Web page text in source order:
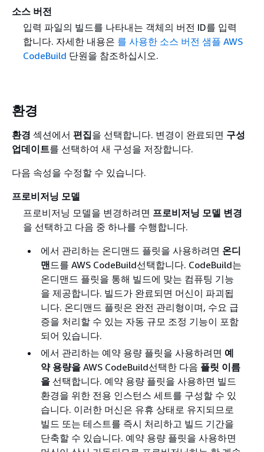
소스 버전
입력 파일의 빌드를 나타내는 객체의 버전 ID를 입력
합니다. 자세한 내용은 를 사용한 소스 버전 샘플 AWS
CodeBuild 단원을 참조하십시오.
환경
환경 섹션에서 편집을 선택합니다. 변경이 완료되면 구성
업데이트를 선택하여 새 구성을 저장합니다.
다음 속성을 수정할 수 있습니다.
프로비저닝 모델
프로비저닝 모델을 변경하려면 프로비저닝 모델 변경
을 선택하고 다음 중 하나를 수행합니다.
에서 관리하는 온디맨드 플릿을 사용하려면 온디
맨 드를 AWS CodeBuild선택합니다. CodeBuild는
온디맨드 플릿을 통해 빌드에 맞는 컴퓨팅 기능
을 제공합니다. 빌드가 완료되면 머신이 파괴됩
니다. 온디맨드 플릿은 완전 관리형이며, 수요 급
증을 처리할 수 있는 자동 규모 조정 기능이 포함
되어 있습니다.
에서 관리하는 예약 용량 플릿을 사용하려면 예
약 용량을AWS CodeBuild선택한 다음 플릿 이름
을선택합니다. 예약 용량 플릿을 사용하면 빌드
환경을 위한 전용 인스턴스 세트를 구성할 수 있
습니다. 이러한 머신은 유휴 상태로 유지되므로
빌드 또는 테스트를 즉시 처리하고 빌드 기간을
단축할 수 있습니다. 예약 용량 플릿을 사용하면